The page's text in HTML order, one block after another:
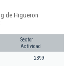
de Higueron
Sector
Actividad
2399